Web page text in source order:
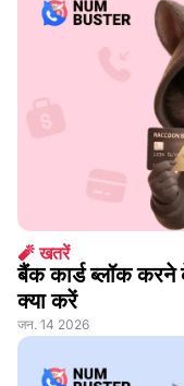
🧨 खतरें
बैंक कार्ड ब्लॉक करने
क्या करें
जन. 14 2026